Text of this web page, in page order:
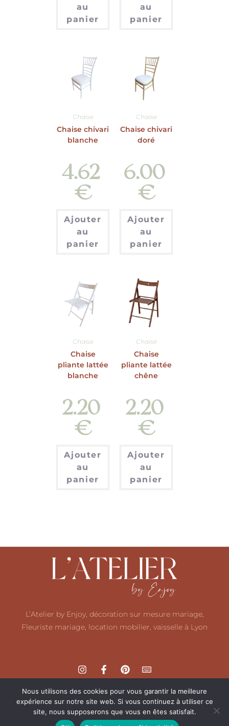
au
panier
au
panier
Chaise
Chaise chivari
blanche
4.62
€
Ajouter
au
panier
Chaise
Chaise chivari
doré
6.00
€
Ajouter
au
panier
Chaise
Chaise
pliante lattée
blanche
2.20
€
Ajouter
au
panier
Chaise
Chaise
pliante lattée
chêne
2.20
€
Ajouter
au
panier
L’Atelier by Enjoy, décoration sur mesure mariage,
Fleuriste mariage, location mobilier, vaisselle à Lyon
Mentions légales Politique de confidentialité CGV
F.A.Q
Nous utilisons des cookies pour vous garantir la meilleure
expérience sur notre site web. Si vous continuez à utiliser ce
site, nous supposerons que vous en êtes satisfait.